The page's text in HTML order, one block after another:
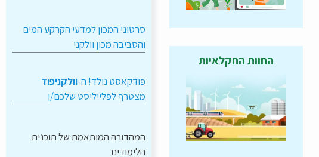
החוות החקלאיות
סרטוני המכון למדעי הקרקע המים
והסביבה מכון וולקני
פודקאסט נולד! ה-וולקניפּוֹד
מצטרף לפלייליסט שלכם/ן
המהדורה המותאמת של תוכנית
הלימודים